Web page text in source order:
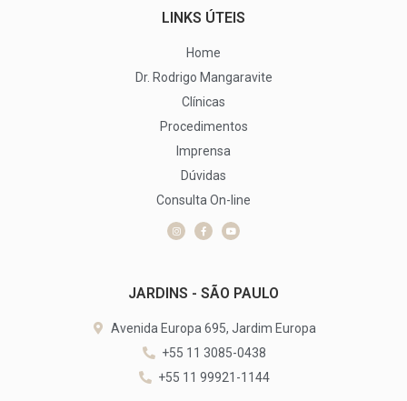
LINKS ÚTEIS
Home
Dr. Rodrigo Mangaravite
Clínicas
Procedimentos
Imprensa
Dúvidas
Consulta On-line
JARDINS - SÃO PAULO
Avenida Europa 695, Jardim Europa
+55 11 3085-0438
+55 11 99921-1144